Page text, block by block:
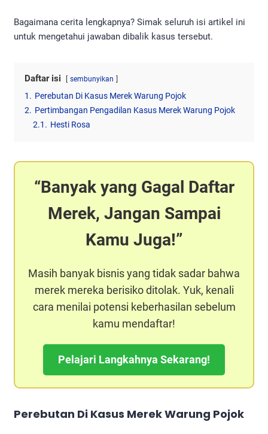
Bagaimana cerita lengkapnya? Simak seluruh isi artikel ini
untuk mengetahui jawaban dibalik kasus tersebut.
Daftar isi sembunyikan
1. Perebutan Di Kasus Merek Warung Pojok
2. Pertimbangan Pengadilan Kasus Merek Warung Pojok
2.1. Hesti Rosa
Banyak yang Gagal Daftar
Merek, Jangan Sampai
Kamu Juga!
Masih banyak bisnis yang tidak sadar bahwa
merek mereka berisiko ditolak. Yuk, kenali
cara menilai potensi keberhasilan sebelum
kamu mendaftar!
Pelajari Langkahnya Sekarang!
Perebutan Di Kasus Merek Warung Pojok